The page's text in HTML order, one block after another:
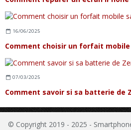
16/06/2025
Comment choisir un forfait
07/03/2025
Comment savoir si sa batterie de
© Copyright 2019 - 2025 -